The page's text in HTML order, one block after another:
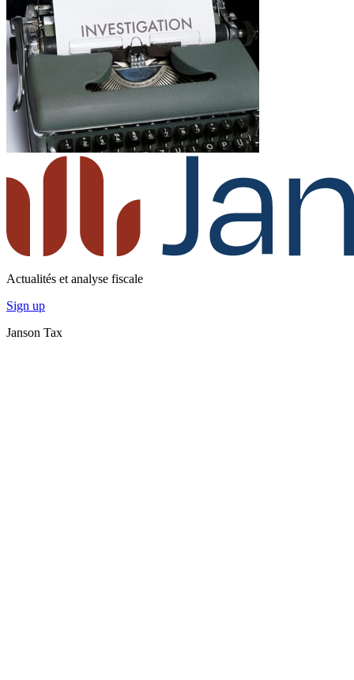
Actualités et analyse fiscale
Sign up
Janson Tax